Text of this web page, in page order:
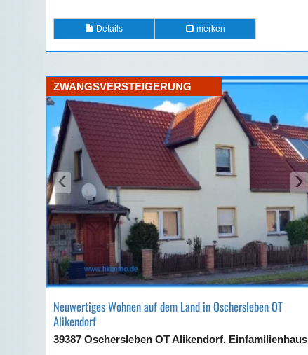
Details merken
‹ ›
ZWANGSVERSTEIGERUNG
Neuwertiges Wohnen auf dem Land in Oschersleben OT
Alikendorf
39387 Oschersleben OT Alikendorf, Einfamilienhaus